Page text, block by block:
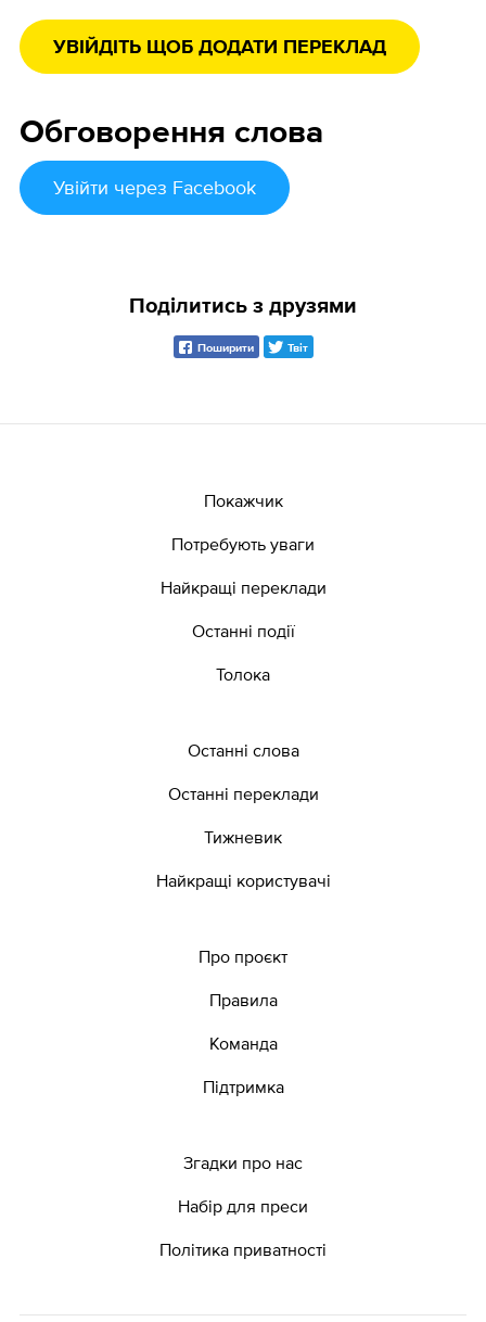
УВІЙДІТЬ ЩОБ ДОДАТИ ПЕРЕКЛАД
Обговорення слова
Увійти через Facebook
Поділитись з друзями
Поширити Твіт
Покажчик
Потребують уваги
Найкращі переклади
Останні події
Толока
Останні слова
Останні переклади
Тижневик
Найкращі користувачі
Про проєкт
Правила
Команда
Підтримка
Згадки про нас
Набір для преси
Політика приватності